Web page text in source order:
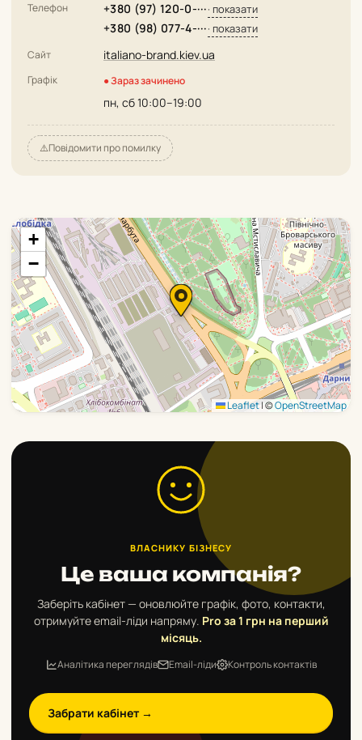
Телефон +380 (97) 120-0-···· показати
+380 (98) 077-4-···· показати
Сайт italiano-brand.kiev.ua
Графік ● Зараз зачинено
пн, сб 10:00–19:00
⚠️Повідомити про помилку
+
−
Leaflet|©OpenStreetMap
ВЛАСНИКУ БІЗНЕСУ
Це ваша компанія?
Заберіть кабінет — оновлюйте графік, фото, контакти,
отримуйте email-ліди напряму. Pro за 1 грн на перший
місяць.
Аналітика переглядів Email-ліди Контроль контактів
Забрати кабінет →